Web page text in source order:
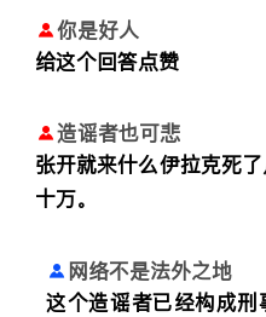
你是好人
给这个回答点赞
造谣者也可悲
张开就来什么伊拉克死
十万。
网络不是法外之地
这个造谣者已经构成